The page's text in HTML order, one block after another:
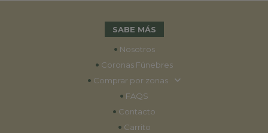
SABE MÁS
• Nosotros
• Coronas Fúnebres
• Comprar por zonas
• FAQS
• Contacto
• Carrito